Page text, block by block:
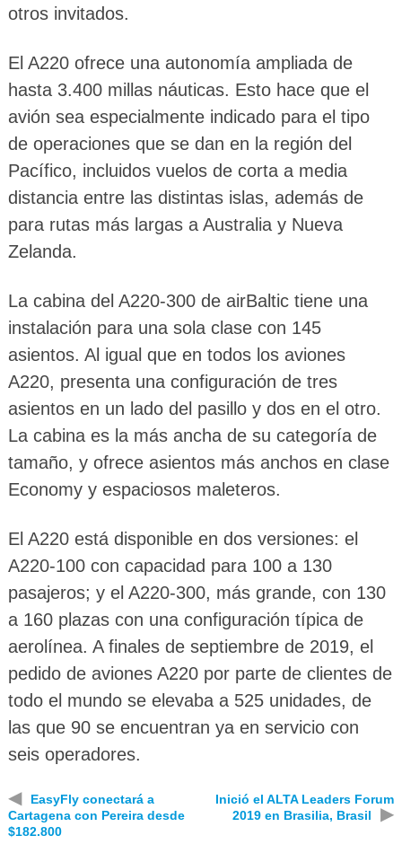
otros invitados.
El A220 ofrece una autonomía ampliada de
hasta 3.400 millas náuticas. Esto hace que el
avión sea especialmente indicado para el tipo
de operaciones que se dan en la región del
Pacífico, incluidos vuelos de corta a media
distancia entre las distintas islas, además de
para rutas más largas a Australia y Nueva
Zelanda.
La cabina del A220-300 de airBaltic tiene una
instalación para una sola clase con 145
asientos. Al igual que en todos los aviones
A220, presenta una configuración de tres
asientos en un lado del pasillo y dos en el otro.
La cabina es la más ancha de su categoría de
tamaño, y ofrece asientos más anchos en clase
Economy y espaciosos maleteros.
El A220 está disponible en dos versiones: el
A220-100 con capacidad para 100 a 130
pasajeros; y el A220-300, más grande, con 130
a 160 plazas con una configuración típica de
aerolínea. A finales de septiembre de 2019, el
pedido de aviones A220 por parte de clientes de
todo el mundo se elevaba a 525 unidades, de
las que 90 se encuentran ya en servicio con
seis operadores.
◀
EasyFly conectará a
Cartagena con Pereira desde
$182.800
Inició el ALTA Leaders Forum
2019 en Brasilia, Brasil
▶